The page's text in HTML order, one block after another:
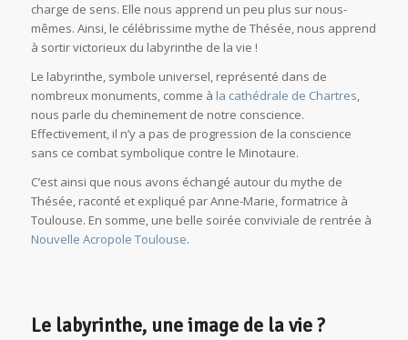
charge de sens. Elle nous apprend un peu plus sur nous-
mêmes. Ainsi, le célébrissime mythe de Thésée, nous apprend
à sortir victorieux du labyrinthe de la vie !
Le labyrinthe, symbole universel, représenté dans de
nombreux monuments, comme à la cathédrale de Chartres,
nous parle du cheminement de notre conscience.
Effectivement, il n’y a pas de progression de la conscience
sans ce combat symbolique contre le Minotaure.
C’est ainsi que nous avons échangé autour du mythe de
Thésée, raconté et expliqué par Anne-Marie, formatrice à
Toulouse. En somme, une belle soirée conviviale de rentrée à
Nouvelle Acropole Toulouse.
Le labyrinthe, une image de la vie ?